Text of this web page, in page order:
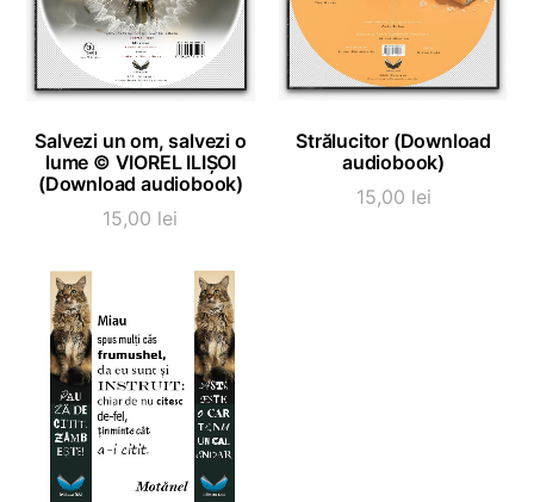
ADAUGĂ ÎN COȘ
Salvezi un om, salvezi o
lume © VIOREL ILIȘOI
(Download audiobook)
15,00 lei
ADAUGĂ ÎN COȘ
Strălucitor (Download
audiobook)
15,00 lei